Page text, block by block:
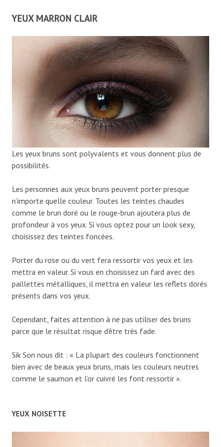
YEUX MARRON CLAIR
Les yeux bruns sont polyvalents et vous donnent plus de
possibilités.
Les personnes aux yeux bruns peuvent porter presque
n’importe quelle couleur. Toutes les teintes chaudes
comme le brun doré ou le rouge-brun ajoutera plus de
profondeur à vos yeux. Si vous optez pour un look sexy,
choisissez des teintes foncées.
Porter du rose ou du vert fera ressortir vos yeux et les
mettra en valeur. Si vous en choisissez un fard avec des
paillettes métalliques, il mettra en valeur les reflets dorés
présents dans vos yeux.
Cependant, faites attention à ne pas utiliser des bruns
parce que le résultat risque d’être très fade.
Sik Son nous dit : « La plupart des couleurs fonctionnent
bien avec de beaux yeux bruns, mais les couleurs neutres
comme le saumon et l’or cuivré les font ressortir ».
YEUX NOISETTE